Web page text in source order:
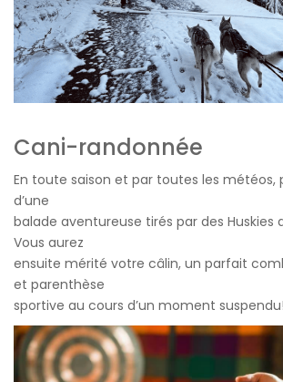
Cani-randonnée
En toute saison et par toutes les météos,
d’une
balade aventureuse tirés par des
Vous aurez
ensuite mérité votre câlin, un parfait
et parenthèse
sportive au cours d’un moment suspendu!